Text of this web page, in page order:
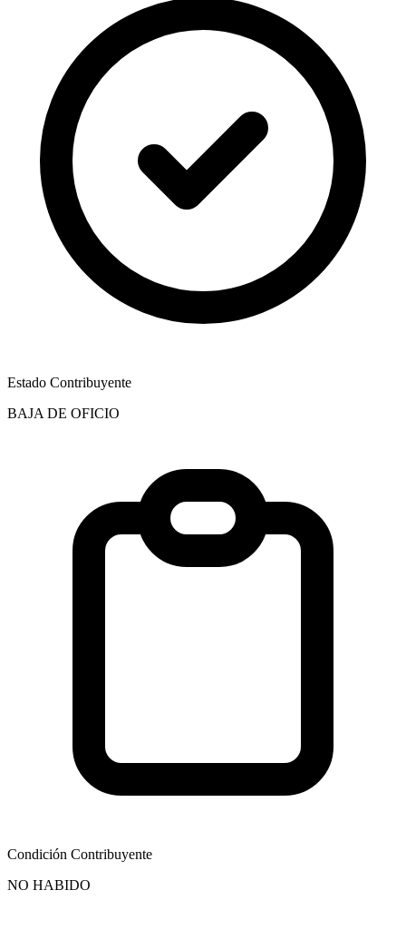
Estado Contribuyente
BAJA DE OFICIO
Condición Contribuyente
NO HABIDO